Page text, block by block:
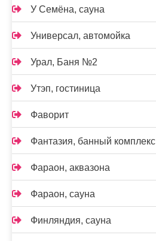
У Семёна, сауна
Универсал, автомойка
Урал, Баня №2
Утэп, гостиница
Фаворит
Фантазия, банный комплекс
Фараон, аквазона
Фараон, сауна
Финляндия, сауна